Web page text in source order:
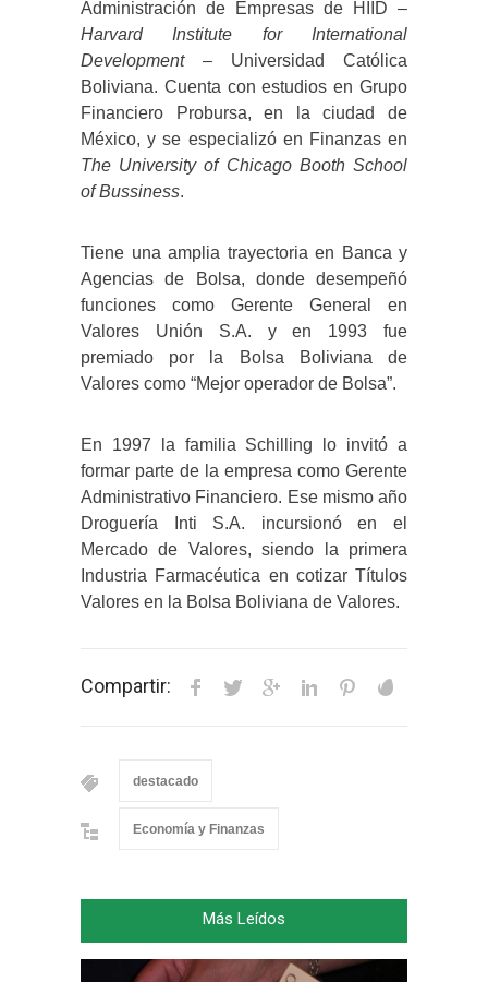
Administración de Empresas de HIID –
Harvard Institute for International
Development– Universidad Católica
Boliviana. Cuenta con estudios en Grupo
Financiero Probursa, en la ciudad de
México, y se especializó en Finanzas en
The University of Chicago Booth School
of Bussiness.
Tiene una amplia trayectoria en Banca y
Agencias de Bolsa, donde desempeñó
funciones como Gerente General en
Valores Unión S.A. y en 1993 fue
premiado por la Bolsa Boliviana de
Valores como “Mejor operador de Bolsa”.
En 1997 la familia Schilling lo invitó a
formar parte de la empresa como Gerente
Administrativo Financiero. Ese mismo año
Droguería Inti S.A. incursionó en el
Mercado de Valores, siendo la primera
Industria Farmacéutica en cotizar Títulos
Valores en la Bolsa Boliviana de Valores.
Compartir:
destacado
Economía y Finanzas
Más Leídos